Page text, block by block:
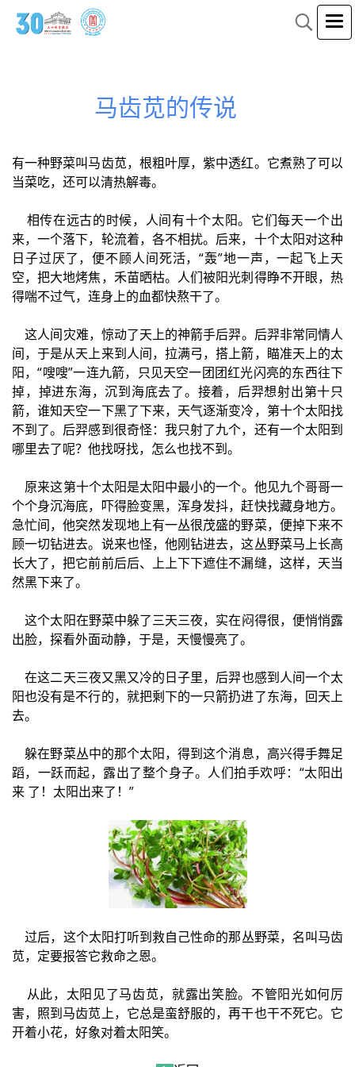
马齿苋的传说
有一种野菜叫马齿苋，根粗叶厚，紫中透红。它煮熟了可以
当菜吃，还可以清热解毒。
相传在远古的时候，人间有十个太阳。它们每天一个出
来，一个落下，轮流着，各不相扰。后来，十个太阳对这种
日子过厌了，便不顾人间死活，“轰”地一声，一起飞上天
空，把大地烤焦，禾苗晒枯。人们被阳光刺得睁不开眼，热
得喘不过气，连身上的血都快熬干了。
这人间灾难，惊动了天上的神箭手后羿。后羿非常同情人
间，于是从天上来到人间，拉满弓，搭上箭，瞄准天上的太
阳，“嗖嗖”一连九箭，只见天空一团团红光闪亮的东西往下
掉，掉进东海，沉到海底去了。接着，后羿想射出第十只
箭，谁知天空一下黑了下来，天气逐渐变冷，第十个太阳找
不到了。后羿感到很奇怪：我只射了九个，还有一个太阳到
哪里去了呢？他找呀找，怎么也找不到。
原来这第十个太阳是太阳中最小的一个。他见九个哥哥一
个个身沉海底，吓得脸变黑，浑身发抖，赶快找藏身地方。
急忙间，他突然发现地上有一丛很茂盛的野菜，便掉下来不
顾一切钻进去。说来也怪，他刚钻进去，这丛野菜马上长高
长大了，把它前前后后、上上下下遮住不漏缝，这样，天当
然黑下来了。
这个太阳在野菜中躲了三天三夜，实在闷得很，便悄悄露
出脸，探看外面动静，于是，天慢慢亮了。
在这二天三夜又黑又冷的日子里，后羿也感到人间一个太
阳也没有是不行的，就把剩下的一只箭扔进了东海，回天上
去。
躲在野菜丛中的那个太阳，得到这个消息，高兴得手舞足
蹈，一跃而起，露出了整个身子。人们拍手欢呼：“太阳出
来 了！太阳出来了！”
过后，这个太阳打听到救自己性命的那丛野菜，名叫马齿
苋，定要报答它救命之恩。
从此，太阳见了马齿苋，就露出笑脸。不管阳光如何厉
害，照到马齿苋上，它总是蛮舒服的，再干也干不死它。它
开着小花，好象对着太阳笑。